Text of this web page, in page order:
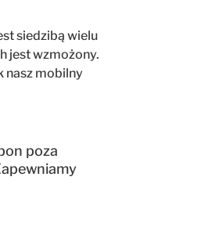
siedzibą wielu
jest wzmożony.
nasz mobilny
poza